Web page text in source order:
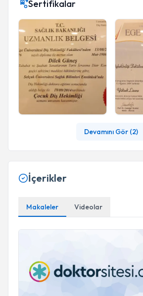
Sertifikalar
Devamını Gör (2)
İçerikler
Makaleler Videolar